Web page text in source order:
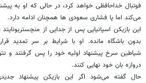
فوتبال خداحافظی خواهد کرد، در حالی که او به
می‌کند اما پا فشاری سعودی ها همچنان ادامه دارد.
این بازیکن اسپانیایی پس از جدایی از
بدون باشگاه مانده. او با شرایط بر سر تمدید
شیاطین سرخ پیشنهاد اولیه خود را پس گرفتند و
دروازه بان خود نهایی کنند.
حال گفته می‌شود اگر این بازیکن پیشنهاد